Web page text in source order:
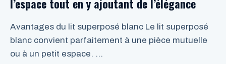
l’espace tout en y ajoutant de l’élégance
Avantages du lit superposé blanc Le lit superposé
blanc convient parfaitement à une pièce mutuelle
ou à un petit espace. …